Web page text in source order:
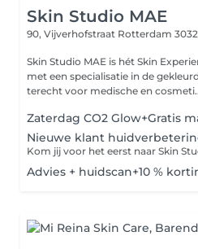
Skin Studio MAE
90, Vijverhofstraat Rotterdam 3032
Skin Studio MAE is hét Skin
met een specialisatie in de
terecht voor medische en
Zaterdag CO2 Glow+Gratis
Nieuwe klant
Advies + huidscan+10 %